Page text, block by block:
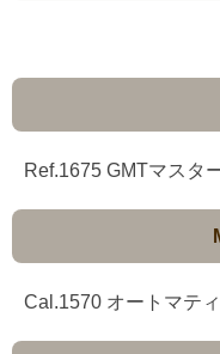
Ref.1675 GMTマスタ
Cal.1570 オートマテ